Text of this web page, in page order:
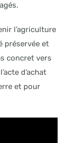
l’agriculture
préservée et
concret vers
d’achat
et pour